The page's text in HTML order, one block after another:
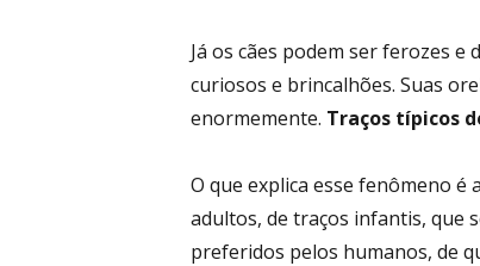
Já os cães podem ser ferozes e
curiosos e brincalhões. Suas
enormemente. Traços típicos
O que explica esse fenômeno é
adultos, de traços infantis, que
preferidos pelos humanos, de